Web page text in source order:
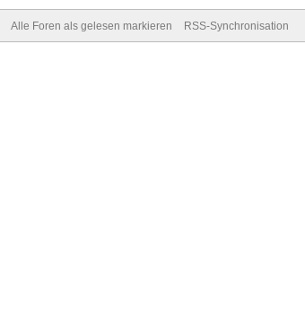
Alle Foren als gelesen markieren RSS-Synchronisation